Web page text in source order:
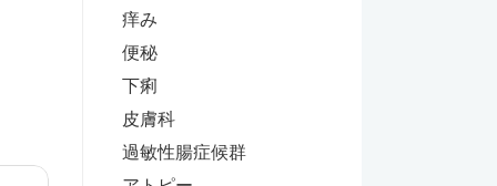
痒み
便秘
下痢
皮膚科
過敏性腸症候群